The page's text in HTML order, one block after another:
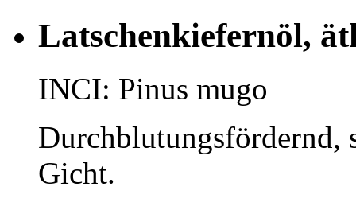
Latschenkiefernöl,
INCI: Pinus mugo
Durchblutungsfördernd,
Gicht.